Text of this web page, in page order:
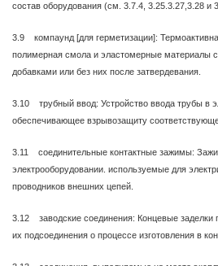
состав оборудования (см. 3.7.4, 3.25.3.27,3.28 и
3.9 компаунд [для герметизации]:
полимерная смола и эластомерные материалы
добавками или без них после затвердевания.
3.10 трубный ввод: Устройство ввода трубы в
обеспечивающее взрывозащиту
3.11 соединительные контактные зажимы:
электрооборудовании. используемые для
проводников внешних цепей.
3.12 заводские соединения: Концевые заделки
их подсоединения о процессе изготовления в